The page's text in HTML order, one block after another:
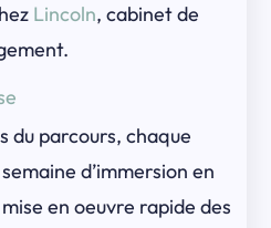
Lincoln, cabinet de
du parcours, chaque
d’immersion en
en oeuvre rapide des